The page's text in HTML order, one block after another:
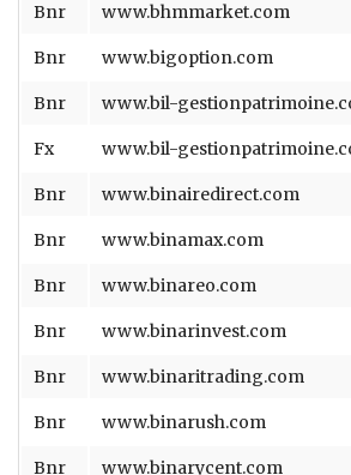
Bnr www.bhmmarket.com
Bnr www.bigoption.com
Bnr www.bil-
Fx www.bil-
Bnr www.binairedirect.com
Bnr www.binamax.com
Bnr www.binareo.com
Bnr www.binarinvest.com
Bnr www.binaritrading.com
Bnr www.binarush.com
Bnr www.binarycent.com